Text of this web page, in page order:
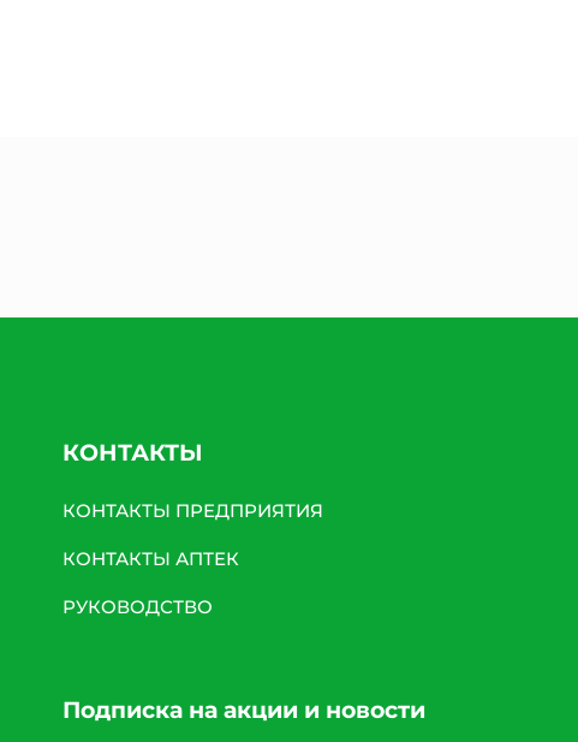
КОНТАКТЫ
КОНТАКТЫ ПРЕДПРИЯТИЯ
КОНТАКТЫ АПТЕК
РУКОВОДСТВО
Подписка на акции и новости